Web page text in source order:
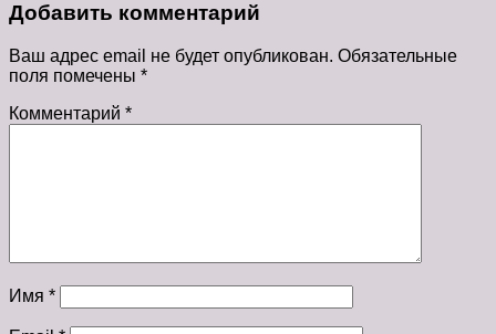
Добавить комментарий
Ваш адрес email не будет опубликован. Обязательные
поля помечены *
Комментарий *
Имя *